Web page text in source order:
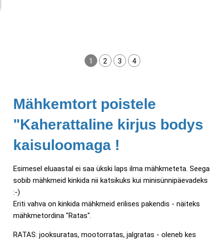
1 2 3 4
Mähkemtort poistele
"Kaherattaline kirjus bodys
kaisuloomaga !
Esimesel eluaastal ei saa ükski laps ilma mähkmeteta. Seega
sobib mähkmeid kinkida nii katsikuks kui minisünnipäevadeks
:-)
Eriti vahva on kinkida mähkmeid erilises pakendis - näiteks
mähkmetordina "Ratas".
RATAS: jooksuratas, mootorratas, jalgratas - oleneb kes